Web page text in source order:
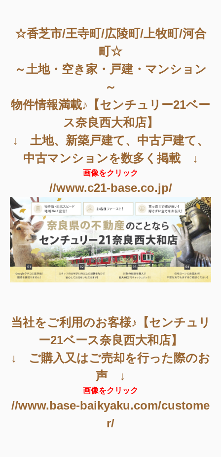
☆香芝市/王寺町/広陵町/上牧町/河合
町☆
～土地・空き家・戸建・マンション
～
物件情報満載♪【センチュリー21ベー
ス奈良西大和店】
↓ 土地、新築戸建て、中古戸建て、
中古マンションを数多く掲載 ↓
画像をクリック
//www.c21-base.co.jp/
当社をご利用のお客様♪【センチュリ
ー21ベース奈良西大和店】
↓ ご購入又はご売却を行った際のお
声 ↓
画像をクリック
//www.base-baikyaku.com/custome
r/